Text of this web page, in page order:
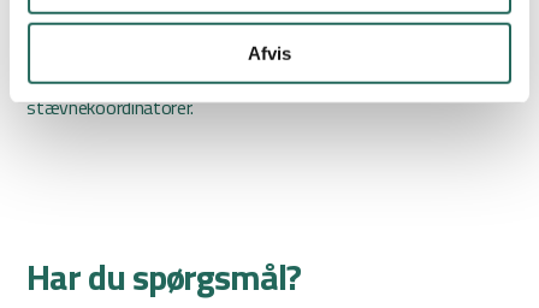
Afvis
I tilfælde af spørgsmål
Kontakt din lokale kreds eller Dansk Skoleidræts
stævnekoordinatorer.
Har du spørgsmål?